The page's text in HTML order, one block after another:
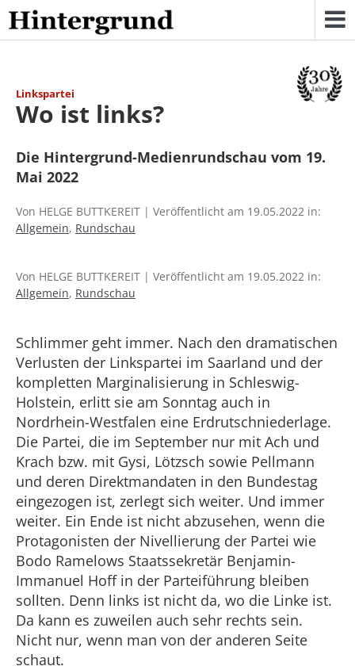
Skip
to
content
Linkspartei
Wo ist links?
Die Hintergrund-Medienrundschau vom 19.
Mai 2022
Von HELGE BUTTKEREIT | Veröffentlicht am 19.05.2022 in:
Allgemein, Rundschau
Von HELGE BUTTKEREIT | Veröffentlicht am 19.05.2022 in:
Allgemein, Rundschau
Schlimmer geht immer. Nach den dramatischen
Verlusten der Linkspartei im Saarland und der
kompletten Marginalisierung in Schleswig-
Holstein, erlitt sie am Sonntag auch in
Nordrhein-Westfalen eine Erdrutschniederlage.
Die Partei, die im September nur mit Ach und
Krach bzw. mit Gysi, Lötzsch sowie Pellmann
und deren Direktmandaten in den Bundestag
eingezogen ist, zerlegt sich weiter. Und immer
weiter. Ein Ende ist nicht abzusehen, wenn die
Protagonisten der Nivellierung der Partei wie
Bodo Ramelows Staatssekretär Benjamin-
Immanuel Hoff in der Parteiführung bleiben
sollten. Denn links ist nicht da, wo die Linke ist.
Da kann es zuweilen auch sehr rechts sein.
Nicht nur, wenn man von der anderen Seite
schaut.